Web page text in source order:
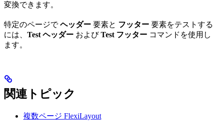
変換できます。
特定のページでヘッダー 要素と フッター 要素をテストする
には、 Test ヘッダー およびTest フッター コマンドを使用し
ます。
関連トピック
複数ページ FlexiLayout